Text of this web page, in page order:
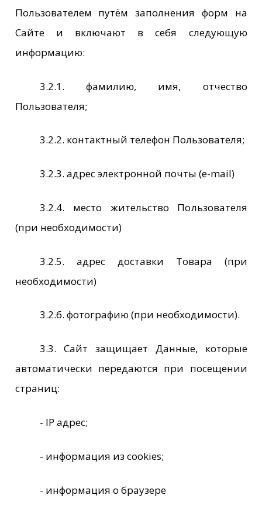
Пользователем путём заполнения форм на
Сайте и включают в себя следующую
информацию:
3.2.1. фамилию, имя, отчество
Пользователя;
3.2.2. контактный телефон Пользователя;
3.2.3. адрес электронной почты (e-mail)
3.2.4. место жительство Пользователя
(при необходимости)
3.2.5. адрес доставки Товара (при
необходимости)
3.2.6. фотографию (при необходимости).
3.3. Сайт защищает Данные, которые
автоматически передаются при посещении
страниц:
- IP адрес;
- информация из cookies;
- информация о браузере